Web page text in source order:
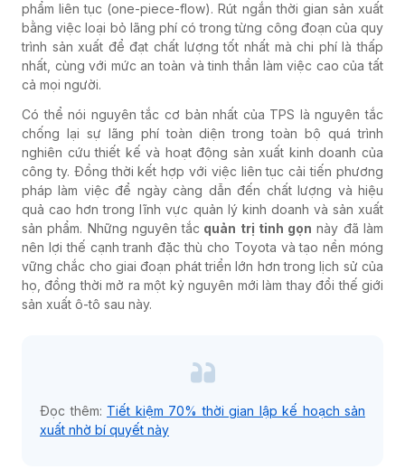
phẩm liên tục (one-piece-flow). Rút ngắn thời gian sản xuất
bằng việc loại bỏ lãng phí có trong từng công đoạn của quy
trình sản xuất để đạt chất lượng tốt nhất mà chi phí là thấp
nhất, cùng với mức an toàn và tinh thần làm việc cao của tất
cả mọi người.
Có thể nói nguyên tắc cơ bản nhất của TPS là nguyên tắc
chống lại sự lãng phí toàn diện trong toàn bộ quá trình
nghiên cứu thiết kế và hoạt động sản xuất kinh doanh của
công ty. Đồng thời kết hợp với việc liên tục cải tiến phương
pháp làm việc để ngày càng dẫn đến chất lượng và hiệu
quả cao hơn trong lĩnh vực quản lý kinh doanh và sản xuất
sản phẩm. Những nguyên tắc quản trị tinh gọn này đã làm
nên lợi thế cạnh tranh đặc thù cho Toyota và tạo nền móng
vững chắc cho giai đoạn phát triển lớn hơn trong lịch sử của
họ, đồng thời mở ra một kỷ nguyên mới làm thay đổi thế giới
sản xuất ô-tô sau này.
Đọc thêm: Tiết kiệm 70% thời gian lập kế hoạch sản
xuất nhờ bí quyết này